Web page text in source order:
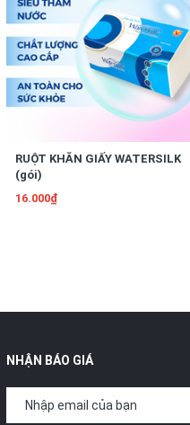
RUỘT KHĂN GIẤY WATERSILK
(gói)
16.000₫
NHẬN BÁO GIÁ